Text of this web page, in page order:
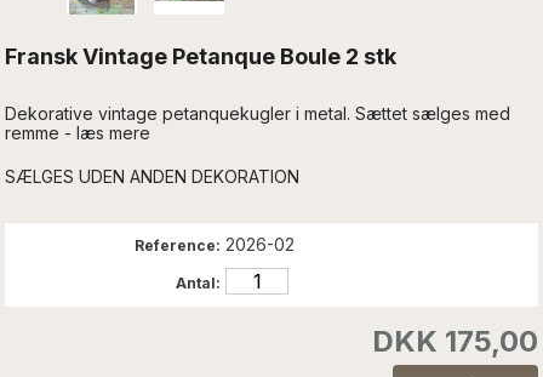
Fransk Vintage Petanque Boule 2 stk
Dekorative vintage petanquekugler i metal. Sættet sælges med
remme - læs mere
SÆLGES UDEN ANDEN DEKORATION
Reference: 2026-02
Antal:
DKK 175,00